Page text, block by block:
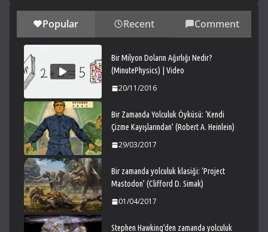
Popular Recent Comment
Bir Milyon Doların Ağırlığı Nedir?
(MinutePhysics) | Video
20/11/2016
Bir Zamanda Yolculuk Öyküsü: ‘Kendi
Çizme Kayışlarından’ (Robert A. Heinlein)
29/03/2017
Bir zamanda yolculuk klasiği: ‘Project
Mastodon’ (Clifford D. Simak)
01/04/2017
Stephen Hawking’den zamanda yolculuk